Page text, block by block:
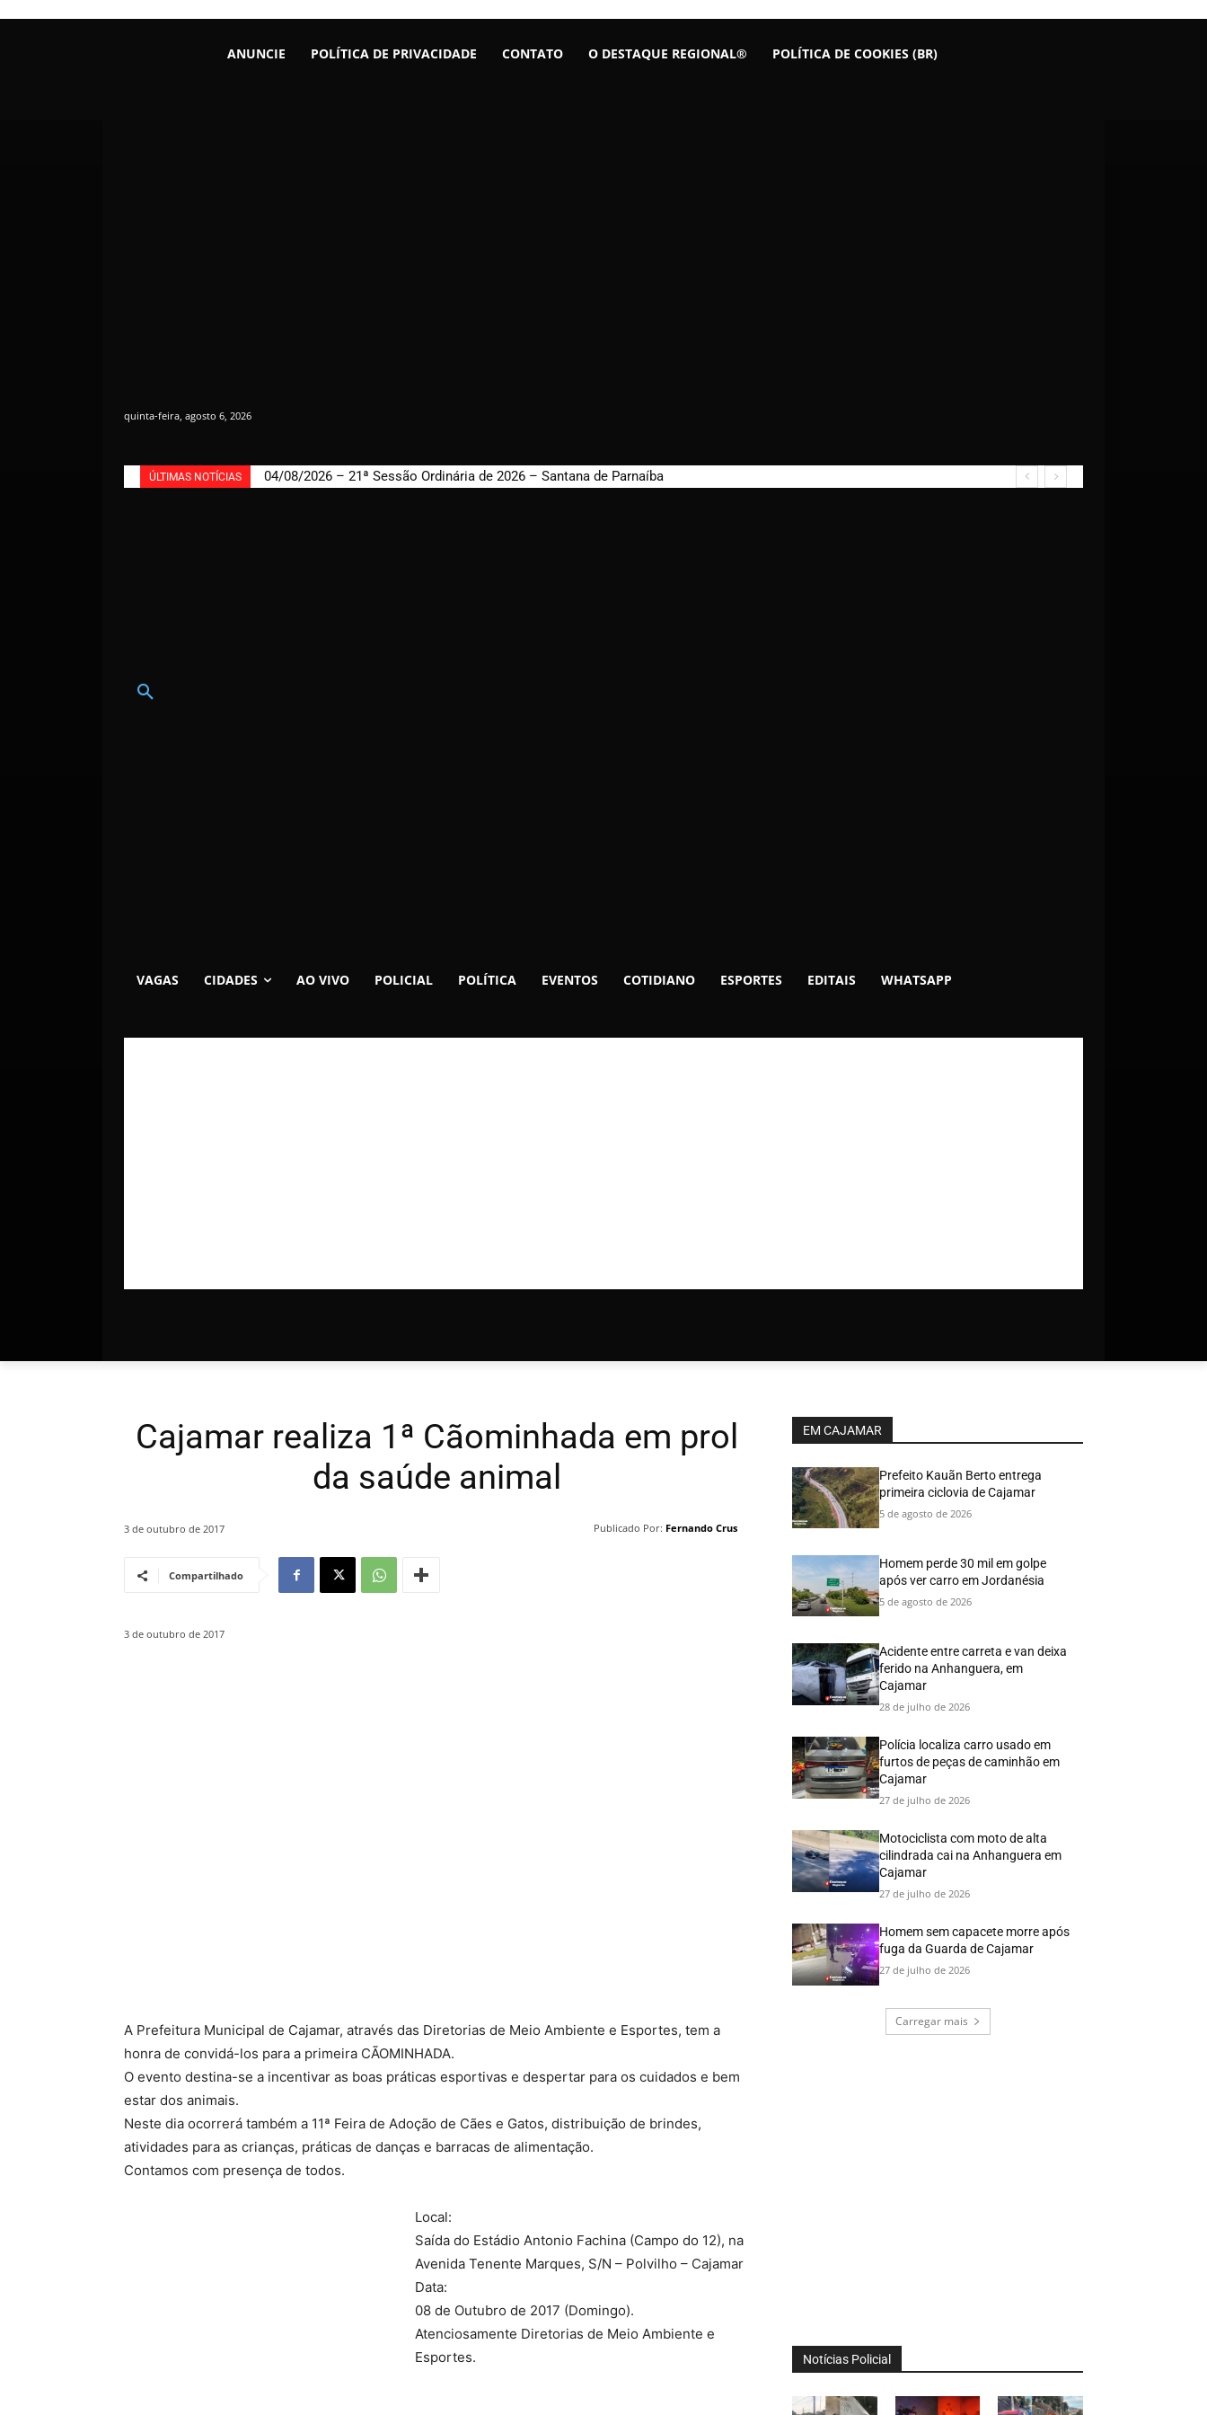
ANUNCIE POLÍTICA DE PRIVACIDADE CONTATO O DESTAQUE REGIONAL® POLÍTICA DE COOKIES (BR)
quinta-feira, agosto 6, 2026
ÚLTIMAS NOTÍCIAS 04/08/2026 – 21ª Sessão Ordinária de 2026 – Santana de Parnaíba
VAGAS CIDADES AO VIVO POLICIAL POLÍTICA EVENTOS COTIDIANO ESPORTES EDITAIS WHATSAPP
Cajamar realiza 1ª Cãominhada em prol
da saúde animal
Publicado Por: Fernando Crus
3 de outubro de 2017
Compartilhado
3 de outubro de 2017
A Prefeitura Municipal de Cajamar, através das Diretorias de Meio Ambiente e Esportes, tem a
honra de convidá-los para a primeira CÃOMINHADA.
O evento destina-se a incentivar as boas práticas esportivas e despertar para os cuidados e bem
estar dos animais.
Neste dia ocorrerá também a 11ª Feira de Adoção de Cães e Gatos, distribuição de brindes,
atividades para as crianças, práticas de danças e barracas de alimentação.
Contamos com presença de todos.
Local:
Saída do Estádio Antonio Fachina (Campo do 12), na
Avenida Tenente Marques, S/N – Polvilho – Cajamar
Data:
08 de Outubro de 2017 (Domingo).
Atenciosamente Diretorias de Meio Ambiente e
Esportes.
EM CAJAMAR
Prefeito Kauãn Berto entrega
primeira ciclovia de Cajamar
5 de agosto de 2026
Homem perde 30 mil em golpe
após ver carro em Jordanésia
5 de agosto de 2026
Acidente entre carreta e van deixa
ferido na Anhanguera, em
Cajamar
28 de julho de 2026
Polícia localiza carro usado em
furtos de peças de caminhão em
Cajamar
27 de julho de 2026
Motociclista com moto de alta
cilindrada cai na Anhanguera em
Cajamar
27 de julho de 2026
Homem sem capacete morre após
fuga da Guarda de Cajamar
27 de julho de 2026
Carregar mais
Notícias Policial